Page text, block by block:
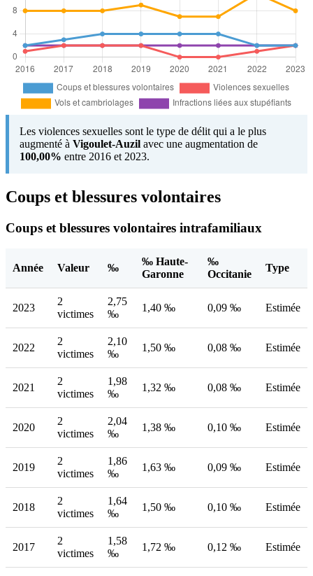
Les violences sexuelles sont le type de délit qui a le plus
augmenté à Vigoulet-Auzil avec une augmentation de
100,00% entre 2016 et 2023.
Coups et blessures volontaires
Coups et blessures volontaires intrafamiliaux
Année Valeur ‰
‰ Haute-
Garonne
‰
Occitanie
Type
2023
2
victimes
2,75
‰
1,40 ‰ 0,09 ‰ Estimée
2022
2
victimes
2,10
‰
1,50 ‰ 0,08 ‰ Estimée
2021
2
victimes
1,98
‰
1,32 ‰ 0,08 ‰ Estimée
2020
2
victimes
2,04
‰
1,38 ‰ 0,10 ‰ Estimée
2019
2
victimes
1,86
‰
1,63 ‰ 0,09 ‰ Estimée
2018
2
victimes
1,64
‰
1,50 ‰ 0,10 ‰ Estimée
2017
2
victimes
1,58
‰
1,72 ‰ 0,12 ‰ Estimée